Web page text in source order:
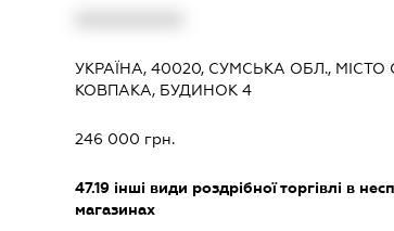
УКРАЇНА, 40020, СУМСЬКА ОБЛ.,
КОВПАКА, БУДИНОК 4
246 000 грн.
47.19 інші види роздрібної торгівлі в
магазинах